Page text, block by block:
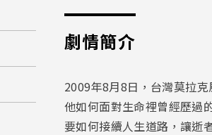
劇情簡介
2009年8月8日，台灣莫拉
他如何面對生命裡曾經歷過
要如何接續人生道路，讓逝